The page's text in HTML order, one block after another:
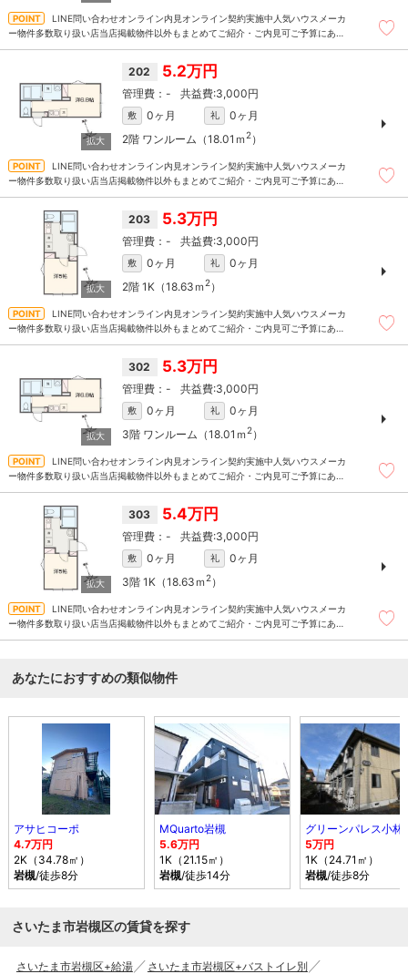
LINE問い合わせオンライン内見オンライン契約実施中人気ハウスメーカ
ー物件多数取り扱い店当店掲載物件以外もまとめてご紹介・ご内見可ご予算にあっ
202 5.2万円
- 3,000円
敷 0ヶ月 礼
0ヶ月
2階 ワンルーム（18.01ｍ 2）
LINE問い合わせオンライン内見オンライン契約実施中人気ハウスメーカ
ー物件多数取り扱い店当店掲載物件以外もまとめてご紹介・ご内見可ご予算にあっ
203 5.3万円
- 3,000円
敷 0ヶ月 礼
0ヶ月
2階 1K（18.63ｍ 2）
LINE問い合わせオンライン内見オンライン契約実施中人気ハウスメーカ
ー物件多数取り扱い店当店掲載物件以外もまとめてご紹介・ご内見可ご予算にあっ
302 5.3万円
- 3,000円
敷 0ヶ月 礼
0ヶ月
3階 ワンルーム（18.01ｍ 2）
LINE問い合わせオンライン内見オンライン契約実施中人気ハウスメーカ
ー物件多数取り扱い店当店掲載物件以外もまとめてご紹介・ご内見可ご予算にあっ
303 5.4万円
- 3,000円
敷 0ヶ月 礼
0ヶ月
3階 1K（18.63ｍ 2）
LINE問い合わせオンライン内見オンライン契約実施中人気ハウスメーカ
ー物件多数取り扱い店当店掲載物件以外もまとめてご紹介・ご内見可ご予算にあっ
あなたにおすすめの類似物件
アサヒコーポ
4.7万円
2K（34.78㎡）
岩槻/徒歩8分
MQuarto岩槻
5.6万円
1K（21.15㎡）
岩槻/徒歩14分
グリーンパレス小林
5万円
1K（24.71㎡）
岩槻/徒歩8分
さいたま市岩槻区の賃貸を探す
さいたま市岩槻区+給湯
さいたま市岩槻区+バストイレ別